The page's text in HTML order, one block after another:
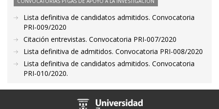
Lista definitiva de candidatos admitidos. Convocatoria
PRI-009/2020
Citación entrevistas. Convocatoria PRI-007/2020
Lista definitiva de admitidos. Convocatoria PRI-008/2020
Lista definitiva de candidatos admitidos. Convocatoria
PRI-010/2020.